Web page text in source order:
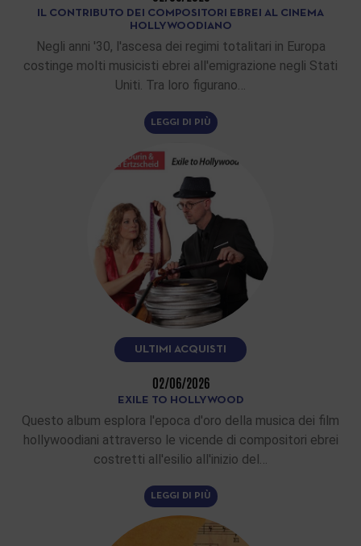
IL CONTRIBUTO DEI COMPOSITORI EBREI AL CINEMA
HOLLYWOODIANO
Negli anni '30, l'ascesa dei regimi totalitari in Europa
costinge molti musicisti ebrei all'emigrazione negli Stati
Uniti. Tra loro figurano…
LEGGI DI PIÙ
ULTIMI ACQUISTI
02/06/2026
EXILE TO HOLLYWOOD
Questo album esplora l'epoca d'oro della musica dei film
hollywoodiani attraverso le vicende di compositori ebrei
costretti all'esilio all'inizio del…
LEGGI DI PIÙ